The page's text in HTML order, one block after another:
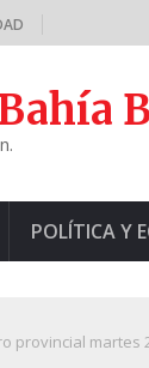
POLÍTICA Y
provincial martes